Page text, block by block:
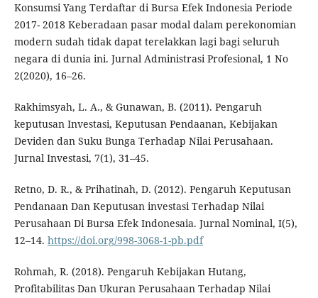
Konsumsi Yang Terdaftar di Bursa Efek Indonesia Periode
2017- 2018 Keberadaan pasar modal dalam perekonomian
modern sudah tidak dapat terelakkan lagi bagi seluruh
negara di dunia ini. Jurnal Administrasi Profesional, 1 No
2(2020), 16–26.
Rakhimsyah, L. A., & Gunawan, B. (2011). Pengaruh
keputusan Investasi, Keputusan Pendaanan, Kebijakan
Deviden dan Suku Bunga Terhadap Nilai Perusahaan.
Jurnal Investasi, 7(1), 31–45.
Retno, D. R., & Prihatinah, D. (2012). Pengaruh Keputusan
Pendanaan Dan Keputusan investasi Terhadap Nilai
Perusahaan Di Bursa Efek Indonesaia. Jurnal Nominal, I(5),
12–14. https://doi.org/998-3068-1-pb.pdf
Rohmah, R. (2018). Pengaruh Kebijakan Hutang,
Profitabilitas Dan Ukuran Perusahaan Terhadap Nilai